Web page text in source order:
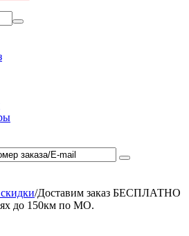
/Доставим заказ БЕСПЛАТНО
до 150км по МО.